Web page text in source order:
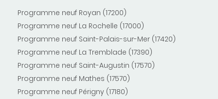
Programme neuf Royan (17200)
Programme neuf La Rochelle (17000)
Programme neuf Saint-Palais-sur-Mer (17420)
Programme neuf La Tremblade (17390)
Programme neuf Saint-Augustin (17570)
Programme neuf Mathes (17570)
Programme neuf Périgny (17180)